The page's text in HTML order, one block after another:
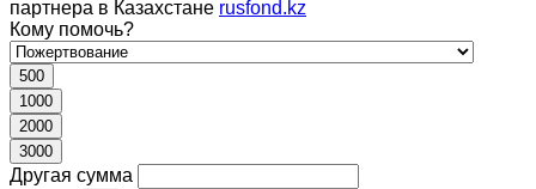
партнера в Казахстане rusfond.kz
Кому помочь?
500
1000
2000
3000
Другая сумма